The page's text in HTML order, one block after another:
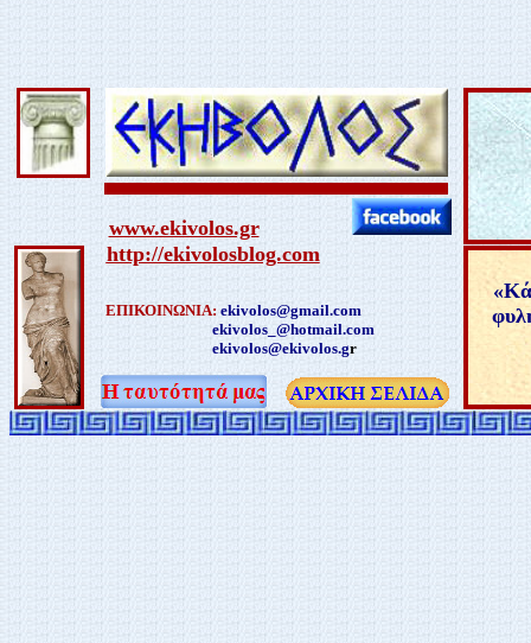
www.ekivolos.gr
http://ekivolosblog.com
ΕΠΙΚΟΙΝΩΝΙΑ: ekivolos@gmail.com
ekivolos_@hotmail.com
ekivolos@ekivolos.gr
«